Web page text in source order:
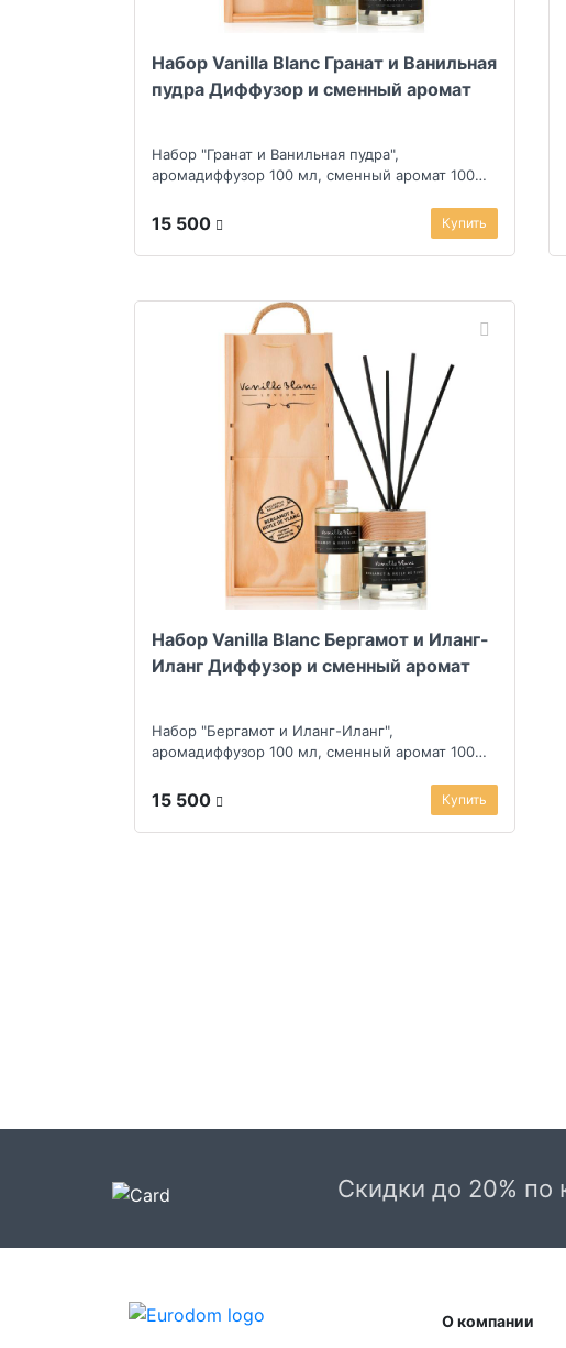
Набор Vanilla Blanc Гранат и Ванильная
пудра Диффузор и сменный аромат
Набор "Гранат и Ванильная пудра",
аромадиффузор 100 мл, сменный аромат 100
15 500 Купить
Набор Vanilla Blanc Бергамот и Иланг-
Иланг Диффузор и сменный аромат
Набор "Бергамот и Иланг-Иланг",
аромадиффузор 100 мл, сменный аромат 100
15 500 Купить
Скидки до 20% по
О компании